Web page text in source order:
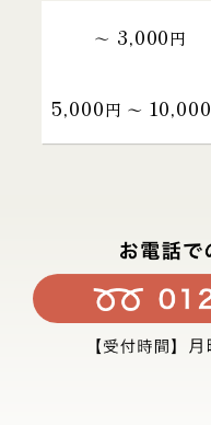
～ 3,000円
5,000円 〜 10,000